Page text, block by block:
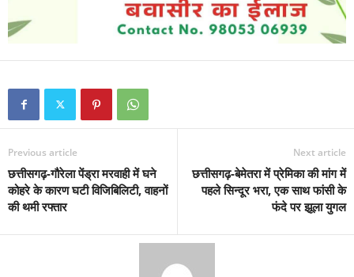
Previous article
छत्तीसगढ़-गौरेला पेंड्रा मरवाही में घने
कोहरे के कारण घटी विजिबिलिटी, वाहनों
की थमी रफ्तार
Next article
छत्तीसगढ़-बेमेतरा में प्रेमिका की मांग में
पहले सिन्दूर भरा, एक साथ फांसी के
फंदे पर झूला युगल